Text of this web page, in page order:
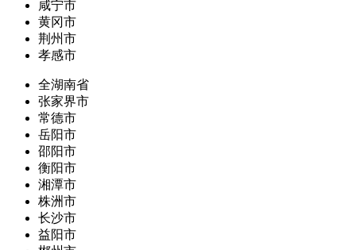
咸宁市
黄冈市
荆州市
孝感市
全湖南省
张家界市
常德市
岳阳市
邵阳市
衡阳市
湘潭市
株洲市
长沙市
益阳市